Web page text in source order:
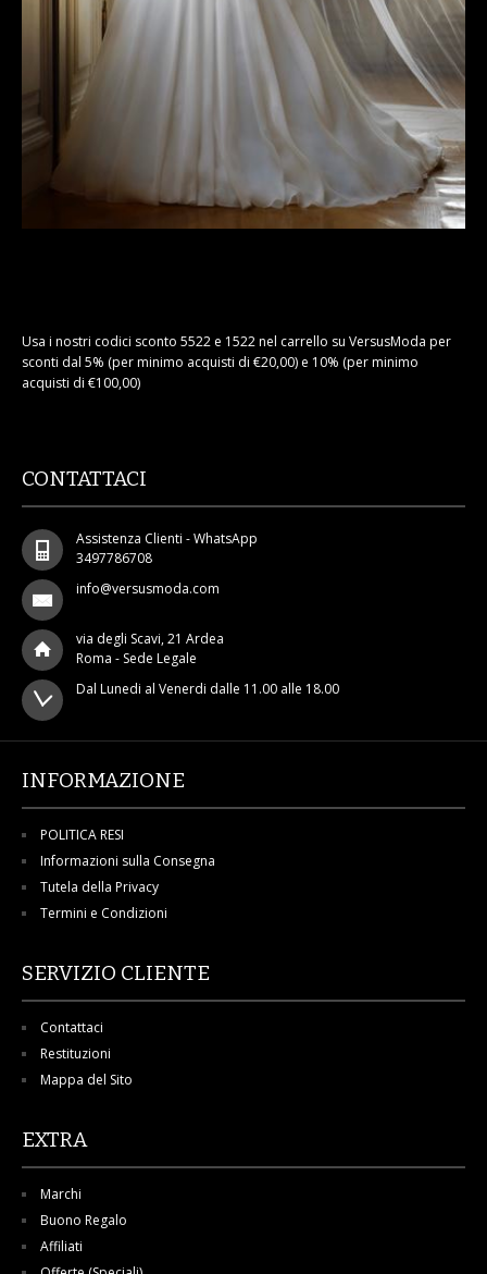
Usa i nostri codici sconto 5522 e 1522 nel carrello su VersusModa per
sconti dal 5% (per minimo acquisti di €20,00) e 10% (per minimo
acquisti di €100,00)
CONTATTACI
Assistenza Clienti - WhatsApp
3497786708
info@versusmoda.com
via degli Scavi, 21 Ardea
Roma - Sede Legale
Dal Lunedi al Venerdi dalle 11.00 alle 18.00
INFORMAZIONE
POLITICA RESI
Informazioni sulla Consegna
Tutela della Privacy
Termini e Condizioni
SERVIZIO CLIENTE
Contattaci
Restituzioni
Mappa del Sito
EXTRA
Marchi
Buono Regalo
Affiliati